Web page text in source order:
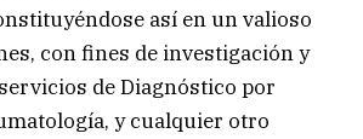
así en un valioso
con fines de investigación y
de Diagnóstico por
y cualquier otro